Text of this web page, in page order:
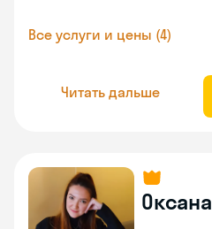
Все услуги и цены (4)
Читать дальше
Оксана